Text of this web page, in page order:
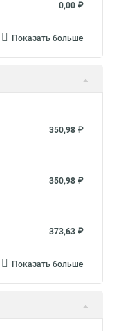
0,00 ₽
Показать больше
350,98 ₽
350,98 ₽
373,63 ₽
Показать больше